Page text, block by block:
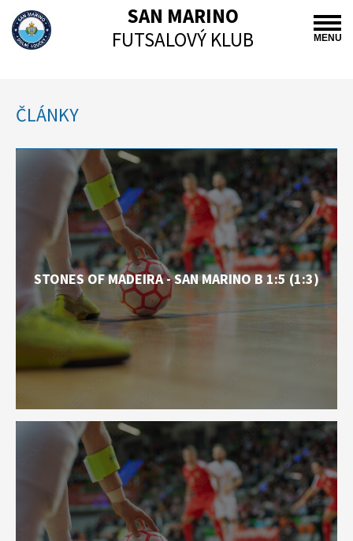
MENU
SAN MARINO
FUTSALOVÝ KLUB
ČLÁNKY
STONES OF MADEIRA - SAN MARINO B 1:5 (1:3)